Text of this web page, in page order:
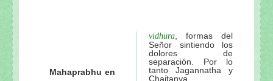
Sri Radhika-dhyanamrta: El néctar de la meditación
Sri Radhika-dhyanamrta: El néctar de la meditación
La glorificación de Sri Guru (Sri Guru-vandana-
Rasamrta-katha: La historia del collar de perlas
1. Las dulces glorias de Srimati Radharani (Sri
Mahaprabhu en
vidhura , formas del
Señor sintiendo los
dolores de
separación. Por lo
tanto Jagannatha y
Chaitanya